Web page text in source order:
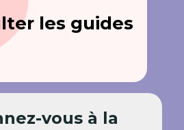
les guides
vous à la